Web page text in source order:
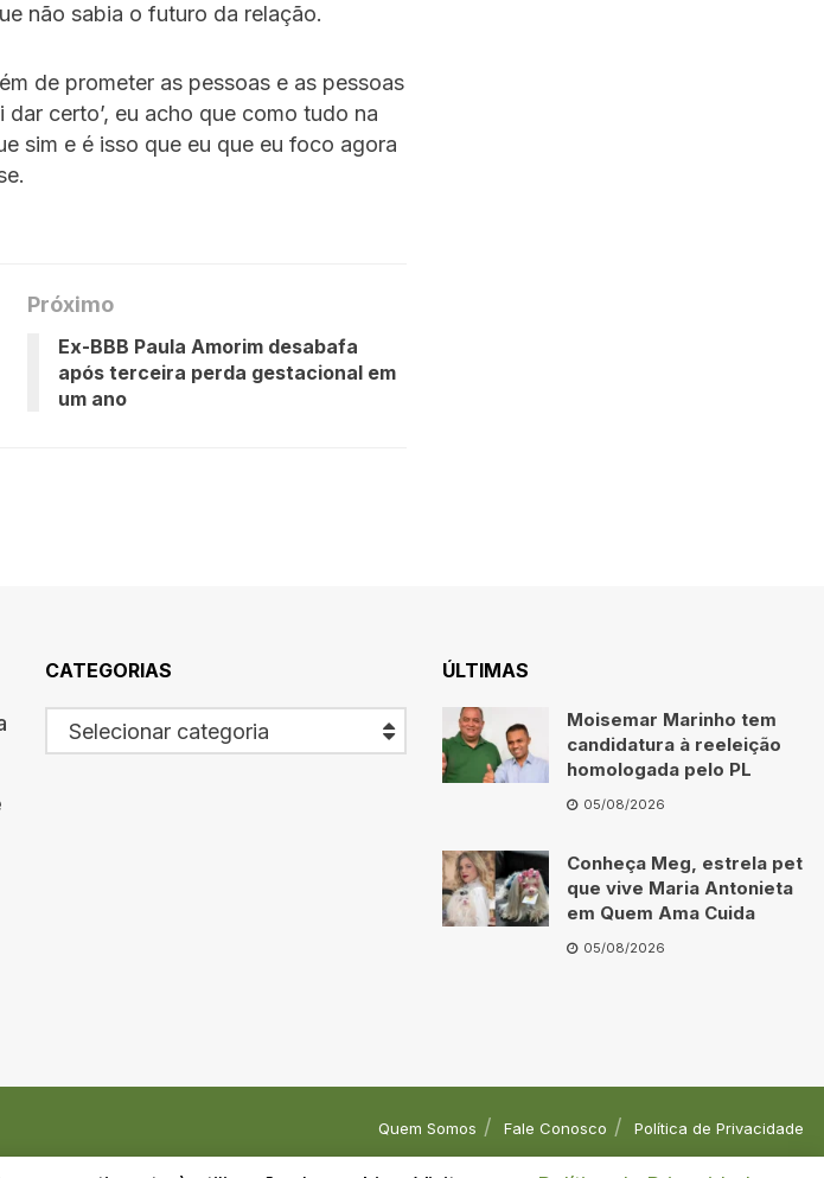
não sabia o futuro da relação.
de prometer as pessoas e as pessoas
certo’, eu acho que como tudo na
sim e é isso que eu que eu foco agora
Próximo
Ex-BBB Paula Amorim desabafa
após terceira perda gestacional em
um ano
CATEGORIAS
Selecionar categoria
ÚLTIMAS
Moisemar Marinho tem
candidatura à reeleição
homologada pelo PL
05/08/2026
Conheça Meg, estrela pet
que vive Maria Antonieta
em Quem Ama Cuida
05/08/2026
Quem Somos Fale Conosco Política de Privacidade